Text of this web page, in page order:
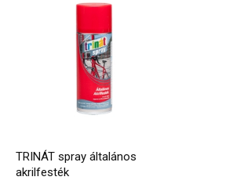
TRINÁT spray általános
akrilfesték